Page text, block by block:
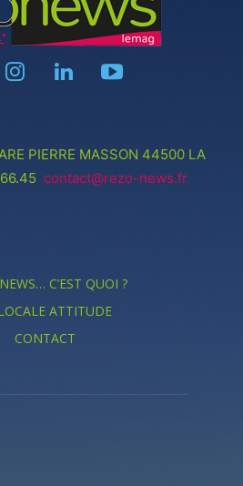
PIERRE MASSON 44500 LA
contact@rezo-news.fr
C’EST QUOI ?
ATTITUDE
CONTACT